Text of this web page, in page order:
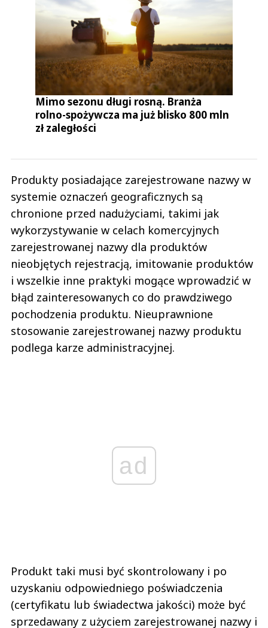
Mimo sezonu długi rosną. Branża
rolno-spożywcza ma już blisko 800 mln
zł zaległości
Produkty posiadające zarejestrowane nazwy w
systemie oznaczeń geograficznych są
chronione przed nadużyciami, takimi jak
wykorzystywanie w celach komercyjnych
zarejestrowanej nazwy dla produktów
nieobjętych rejestracją, imitowanie produktów
i wszelkie inne praktyki mogące wprowadzić w
błąd zainteresowanych co do prawdziwego
pochodzenia produktu. Nieuprawnione
stosowanie zarejestrowanej nazwy produktu
podlega karze administracyjnej.
ad
Produkt taki musi być skontrolowany i po
uzyskaniu odpowiedniego poświadczenia
(certyfikatu lub świadectwa jakości) może być
sprzedawany z użyciem zarejestrowanej nazwy i